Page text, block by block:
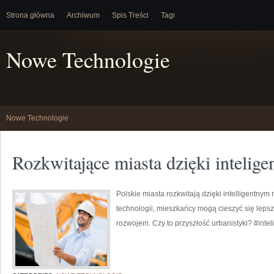
Strona główna Archiwum Spis Treści Tagi
Nowe Technologie
Nowe Technologie
Rozkwitające miasta dzięki
Polskie miasta rozkwitają dzięki
technologii, mieszkańcy mogą cieszyć się
rozwojem. Czy to przyszłość urbanistyki?